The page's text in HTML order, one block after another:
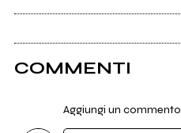
COMMENTI
Aggiungi un commento